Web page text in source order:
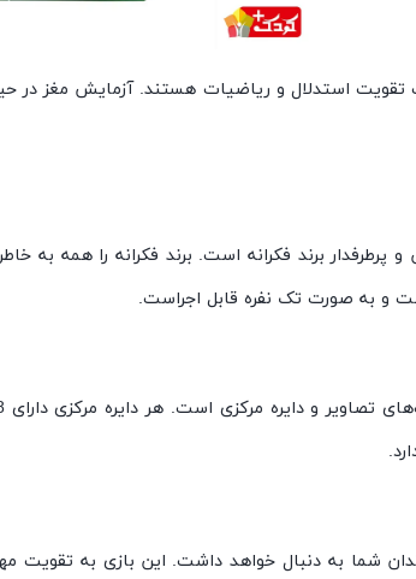
تقویت استدلال و ریاضیات هستند. آزمایش مغز در
برند فکرانه است. برند فکرانه را همه
و به صورت تک نفره قابل اجراست.
شما به دنبال خواهد داشت. این بازی به